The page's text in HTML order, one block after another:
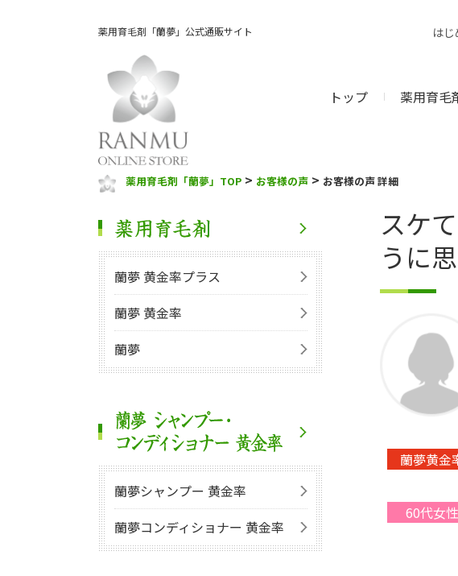
薬用育毛剤「蘭夢」公式通販サイト は
トップ 薬用育毛
薬用育毛剤「蘭夢」TOP > お客様の声 > お客様の声 詳細
蘭夢 黄金率プラス
蘭夢 黄金率
蘭夢
蘭夢シャンプー 黄金率
蘭夢コンディショナー 黄金率
スケ
うに
蘭夢黄金
60代女性